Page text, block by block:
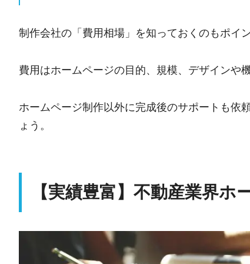
制作会社の「費用相場」を知っておくのもポイン
費用はホームページの目的、規模、デザインや
ホームページ制作以外に完成後のサポートも依
ょう。
【実績豊富】不動産業界